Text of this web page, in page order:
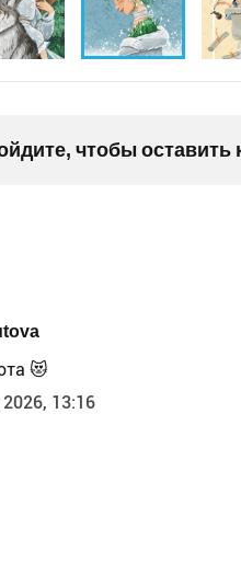
чтобы оставить
😻
13:16